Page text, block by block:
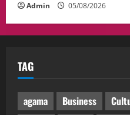
Admin 05/08/2026
TAG
agama Business